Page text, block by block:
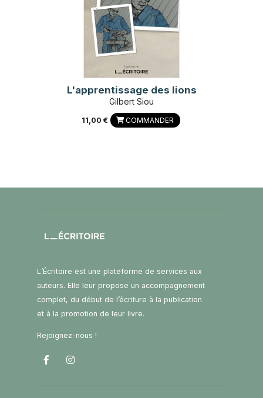
L'apprentissage des lions
Gilbert Siou
11,00 € COMMANDER
L’Écritoire est une plateforme de services aux
auteurs. Elle leur propose un accompagnement
complet, du début de l’écriture à la publication
et à la promotion de leur livre.
Rejoignez-nous !